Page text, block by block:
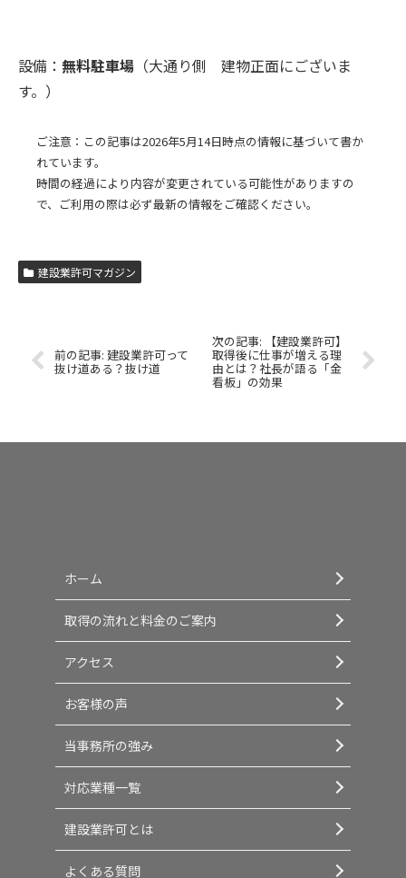
設備： 無料駐車場 （大通り側 建物正面にございま
す。）
ご注意：この記事は2026年5月14日時点の情報に基づいて書か
れています。
時間の経過により内容が変更されている可能性がありますの
で、ご利用の際は必ず最新の情報をご確認ください。
建設業許可マガジン
建設業許可って
抜け道ある？抜け道
【建設業許可】
取得後に仕事が増える理
由とは？社長が語る「金
看板」の効果
ホーム
取得の流れと料金のご案内
アクセス
お客様の声
当事務所の強み
対応業種一覧
建設業許可とは
よくある質問